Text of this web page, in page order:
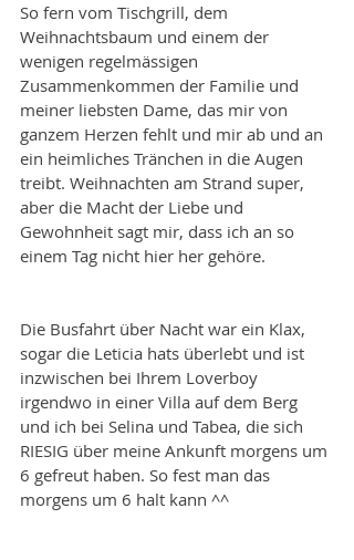
So fern vom Tischgrill, dem
Weihnachtsbaum und einem der
wenigen regelmässigen
Zusammenkommen der Familie und
meiner liebsten Dame, das mir von
ganzem Herzen fehlt und mir ab und an
ein heimliches Tränchen in die Augen
treibt. Weihnachten am Strand super,
aber die Macht der Liebe und
Gewohnheit sagt mir, dass ich an so
einem Tag nicht hier her gehöre.
Die Busfahrt über Nacht war ein Klax,
sogar die Leticia hats überlebt und ist
inzwischen bei Ihrem Loverboy
irgendwo in einer Villa auf dem Berg
und ich bei Selina und Tabea, die sich
RIESIG über meine Ankunft morgens um
6 gefreut haben. So fest man das
morgens um 6 halt kann ^^